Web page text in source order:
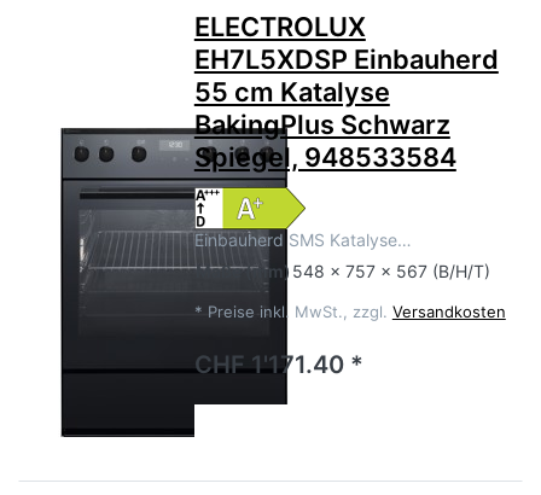
ELECTROLUX
EH7L5XDSP Einbauherd
55 cm Katalyse
BakingPlus Schwarz
Spiegel, 948533584
Einbauherd SMS Katalyse…
Maße(mm) 548 x 757 x 567 (B/H/T)
* Preise inkl. MwSt., zzgl. Versandkosten
CHF 1'171.40 *